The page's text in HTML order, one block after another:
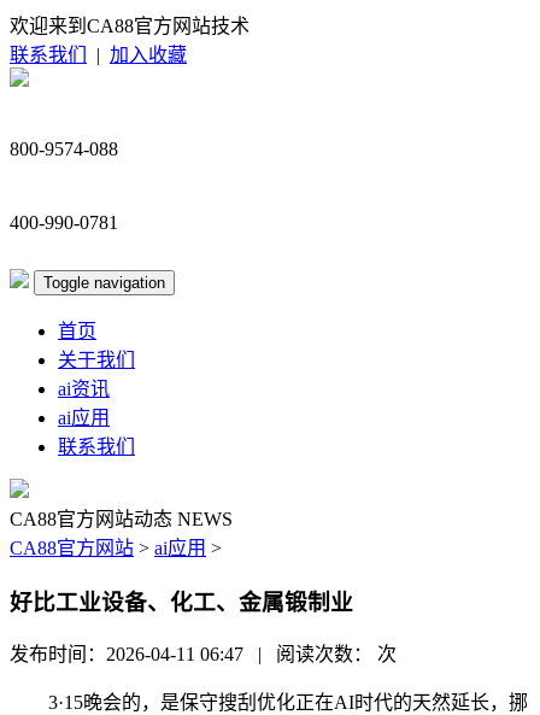
欢迎来到CA88官方网站技术
联系我们
| 加入收藏
800-9574-088
400-990-0781
Toggle navigation
首页
关于我们
ai资讯
ai应用
联系我们
CA88官方网站动态 NEWS
CA88官方网站 > ai应用 >
好比工业设备、化工、金属锻制业
发布时间：2026-04-11 06:47 | 阅读次数： 次
3·15晚会的，是保守搜刮优化正在AI时代的天然延长，挪